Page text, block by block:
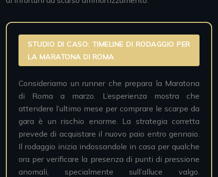
STUDIO DI CASO: TIMELINE DI RODAGGIO PER
LA MARATONA DI ROMA
Consideriamo un runner che prepara la Maratona
di Roma a marzo. L’esperienza mostra che
attendere l’ultimo mese per comprare le scarpe da
gara è un rischio enorme. La strategia corretta
prevede di acquistare il nuovo paio entro gennaio.
Il rodaggio inizia indossandole in casa per qualche
ora per verificare la presenza di punti di pressione
anomali, specialmente sull’alluce valgo.